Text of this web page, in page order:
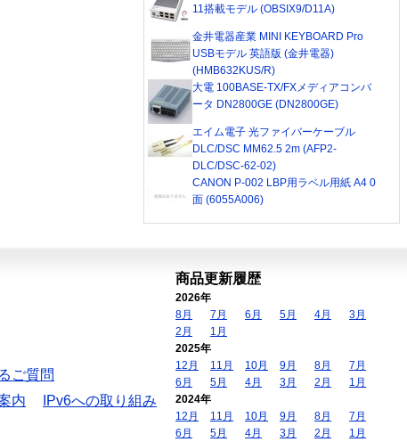
11搭載モデル (OBSIX9/D11A)
金井電器産業 MINI KEYBOARD Pro
USBモデル 英語版 (金井電器)
(HMB632KUS/R)
大電 100BASE-TX/FXメディアコンバ
ータ DN2800GE (DN2800GE)
エイム電子 光ファイバーケーブル
DLC/DSC MM62.5 2m (AFP2-
DLC/DSC-62-02)
CANON P-002 LBP用ラベル用紙 A4 0
面 (6055A006)
ご質問
内
IPv6への取り組み
商品更新履歴
2026年
8月
7月 6月 5月 4月
3月
2月
1月
2025年
12月
11月 10月 9月 8月
7月
6月
5月 4月 3月 2月
1月
2024年
12月
11月 10月 9月 8月
7月
6月
5月 4月 3月 2月
1月